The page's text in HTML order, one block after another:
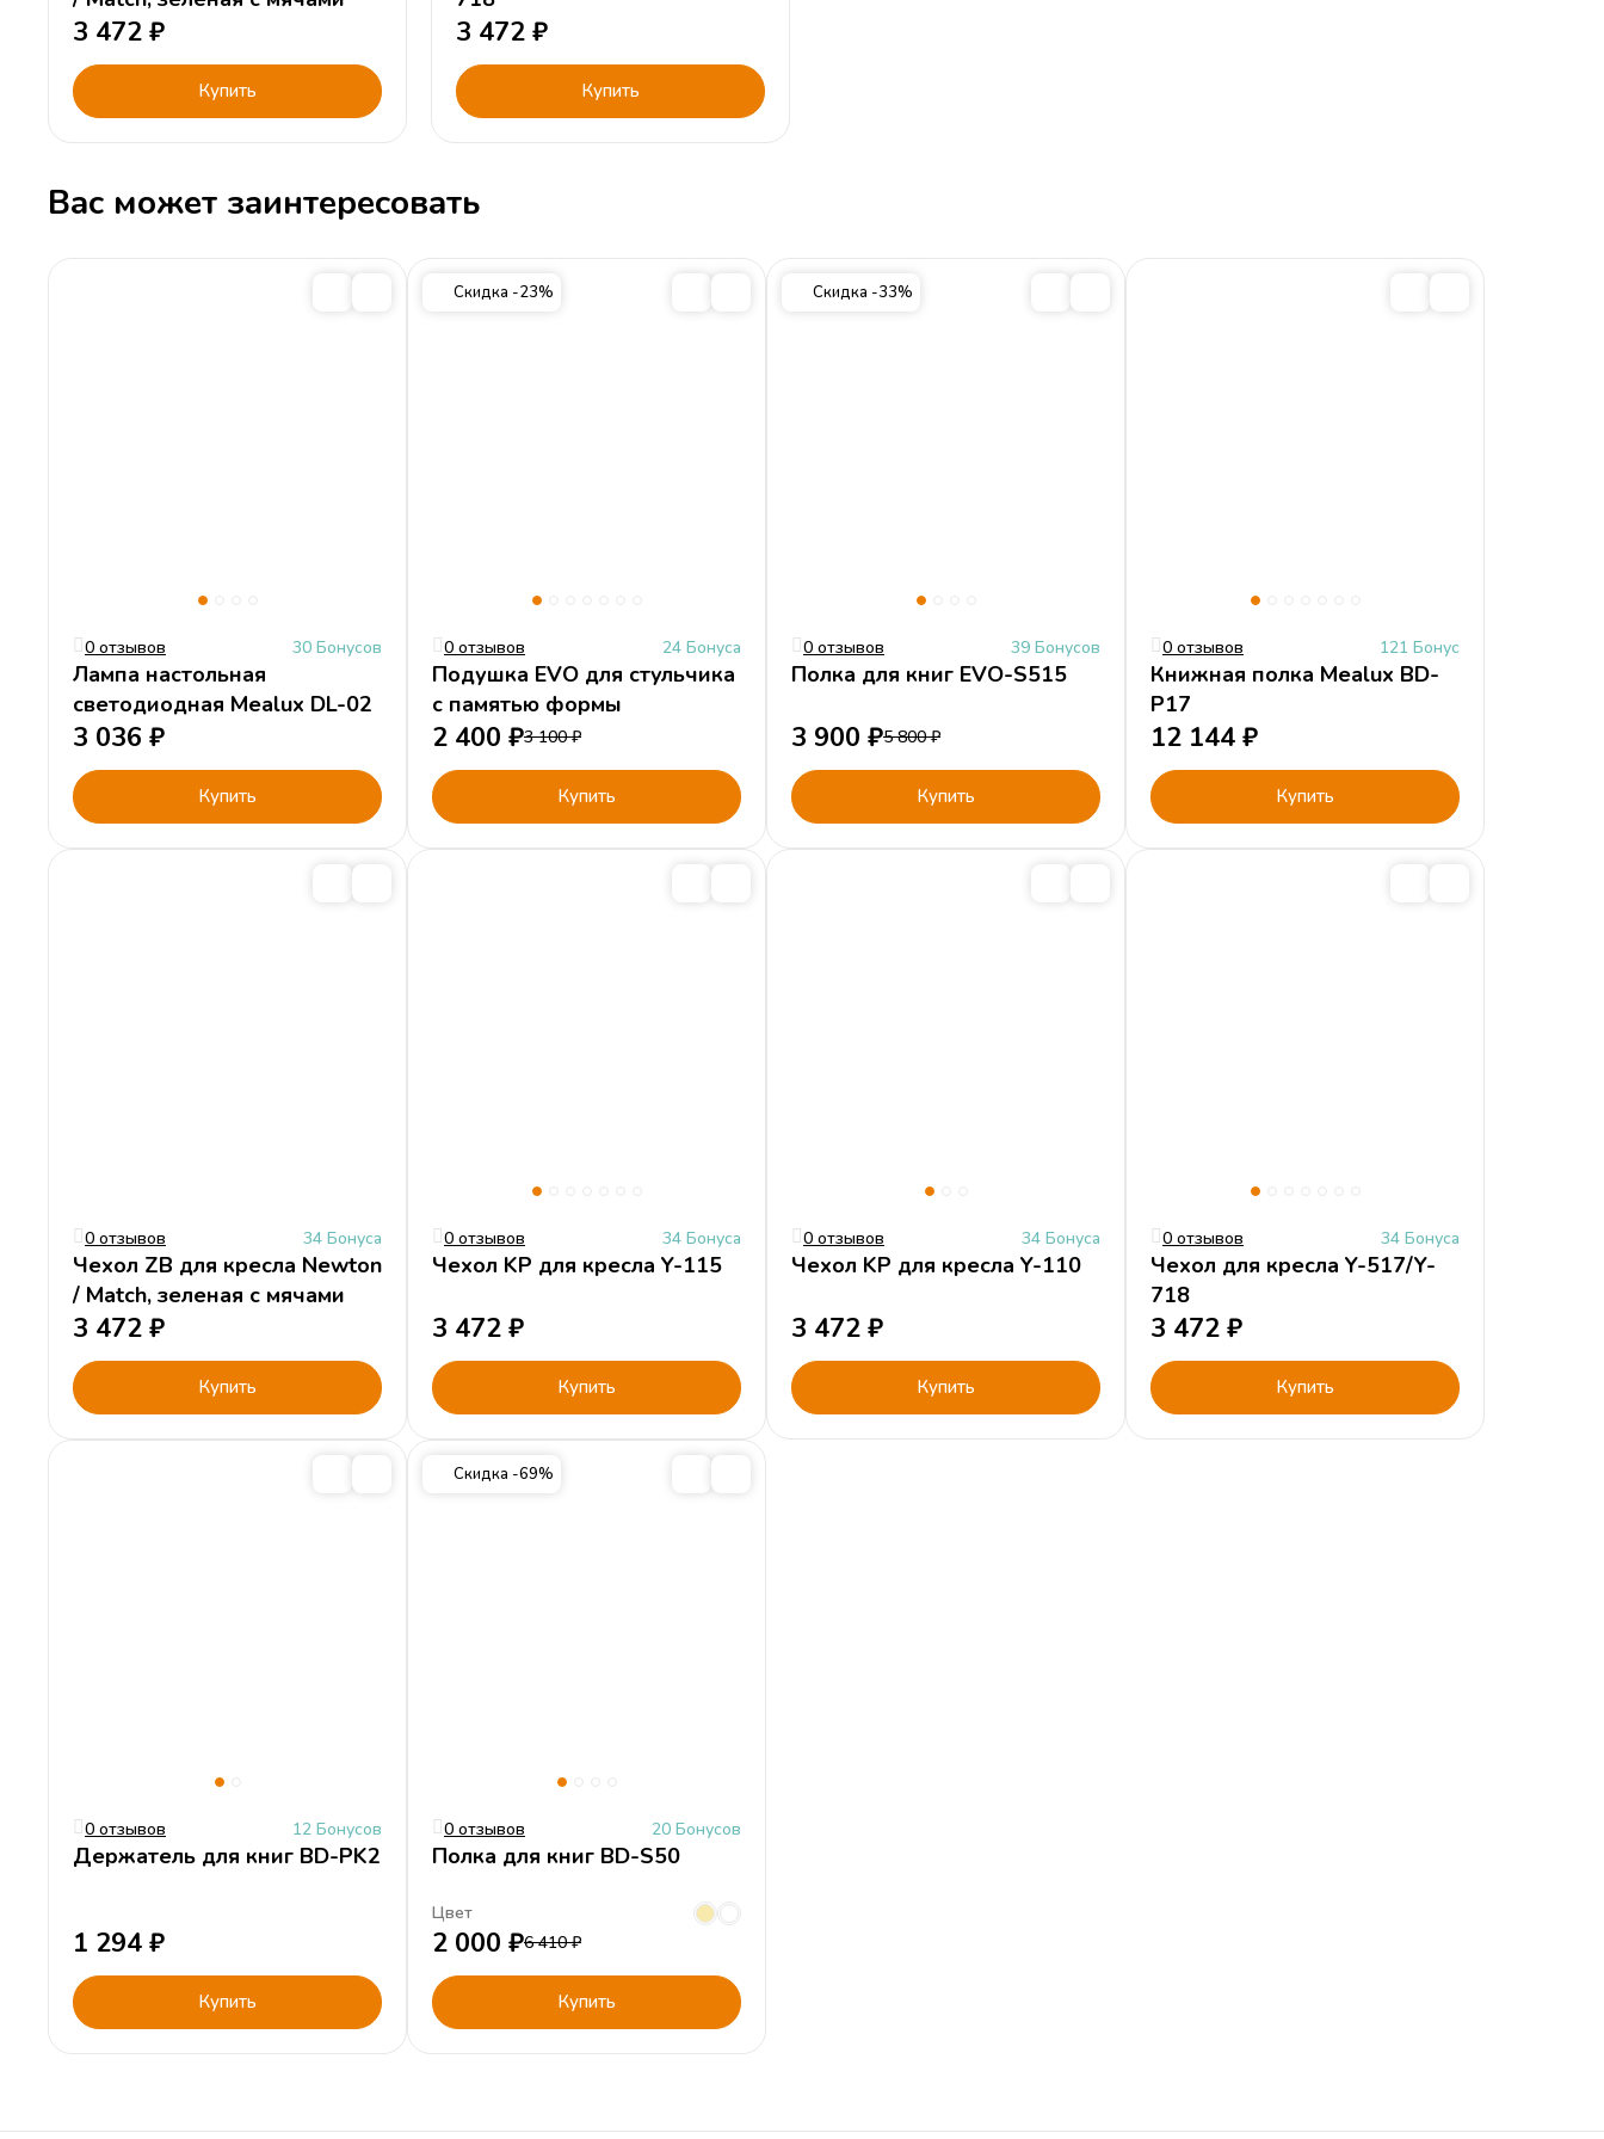
3 472 ₽
Купить
3 472 ₽
Купить
Вас может заинтересовать
0 отзывов 30 Бонусов
Лампа настольная
светодиодная Mealux DL-02
3 036 ₽
Купить
Скидка -23%
0 отзывов 24 Бонуса
Подушка EVO для стульчика
с памятью формы
2 400 ₽3 100₽
Купить
Скидка -33%
0 отзывов 39 Бонусов
Полка для книг EVO-S515
3 900 ₽5 800₽
Купить
0 отзывов 121 Бонус
Книжная полка Mealux BD-
P17
12 144 ₽
Купить
0 отзывов 34 Бонуса
Чехол ZB для кресла Newton
/ Match, зеленая с мячами
3 472 ₽
Купить
0 отзывов 34 Бонуса
Чехол KP для кресла Y-115
3 472 ₽
Купить
0 отзывов 34 Бонуса
Чехол KP для кресла Y-110
3 472 ₽
Купить
0 отзывов 34 Бонуса
Чехол для кресла Y-517/Y-
718
3 472 ₽
Купить
0 отзывов 12 Бонусов
Держатель для книг BD-PK2
1 294 ₽
Купить
Скидка -69%
0 отзывов 20 Бонусов
Полка для книг BD-S50
Цвет
2 000 ₽6 410₽
Купить